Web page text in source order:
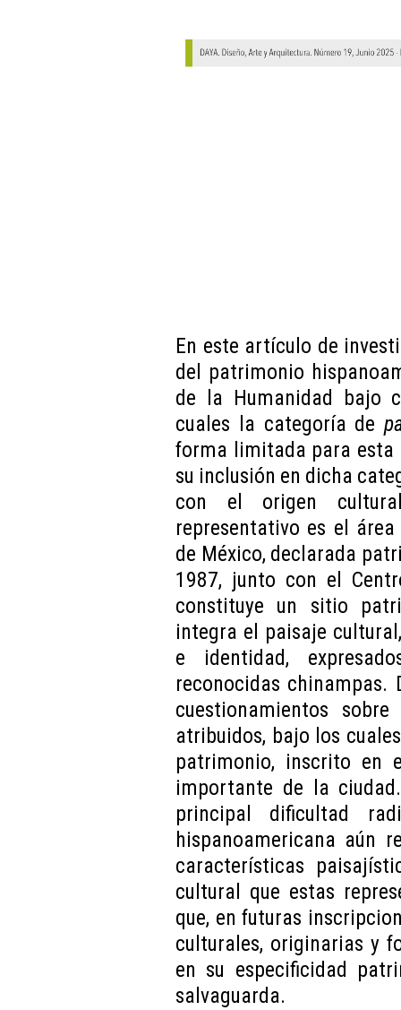
En este artículo de
del patrimonio
de la Humanidad bajo
cuales la categoría de
forma limitada para esta
su inclusión en dicha
con el origen
representativo es el
de México, declarada
1987, junto con el
constituye un sitio
integra el paisaje
e identidad,
reconocidas chinampas.
cuestionamientos
atribuidos, bajo los
patrimonio, inscrito en
importante de la
principal dificultad
hispanoamericana aún
características
cultural que estas
que, en futuras
culturales, originarias y
en su especificidad
salvaguarda.